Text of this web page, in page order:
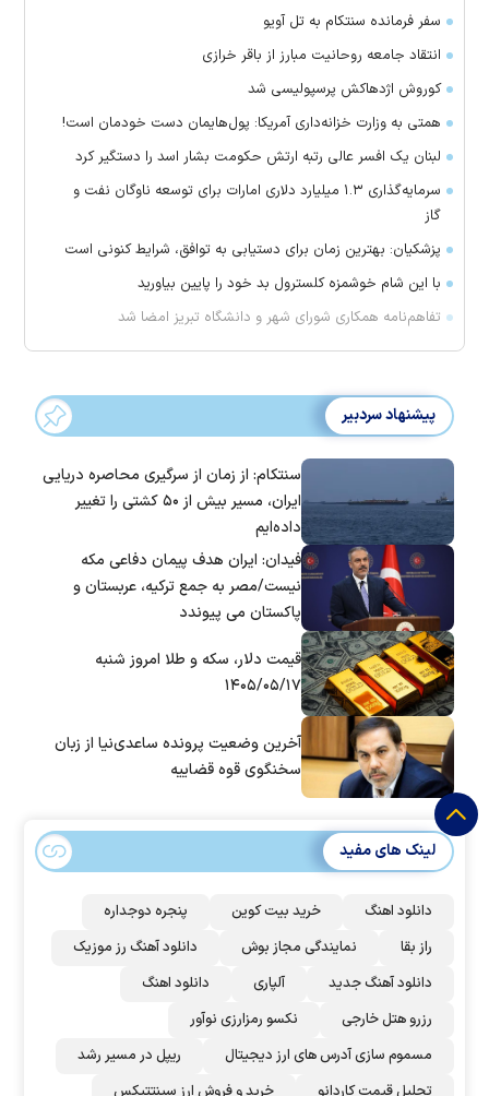
سفر فرمانده سنتکام به تل آویو
انتقاد جامعه روحانیت مبارز از باقر خرازی
کوروش اژدهاکش پرسپولیسی شد
همتی به وزارت خزانه‌داری آمریکا: پول‌هایمان دست خودمان است!
لبنان یک افسر عالی رتبه ارتش حکومت بشار اسد را دستگیر کرد
سرمایه‌گذاری ۱.۳ میلیارد دلاری امارات برای توسعه ناوگان نفت و
گاز
پزشکیان: بهترین زمان برای دستیابی به توافق، شرایط کنونی است
با این شام خوشمزه کلسترول بد خود را پایین بیاورید
تفاهم‌نامه همکاری شورای شهر و دانشگاه تبریز امضا شد
پیشنهاد سردبیر
سنتکام: از زمان از سرگیری محاصره دریایی
ایران، مسیر بیش از ۵۰ کشتی را تغییر
داده‌ایم
فیدان: ایران هدف پیمان دفاعی مکه
نیست/مصر به جمع ترکیه، عربستان و
پاکستان می پیوندد
قیمت دلار، سکه و طلا امروز شنبه
۱۴۰۵/۰۵/۱۷
آخرین وضعیت پرونده ساعدی‌نیا از زبان
سخنگوی قوه قضاییه
لینک های مفید
دانلود اهنگ خرید بیت کوین
پنجره دوجداره
راز بقا
نمایندگی مجاز بوش
دانلود آهنگ رز‌ موزیک
دانلود آهنگ جدید
آلپاری
دانلود اهنگ
رزرو هتل خارجی
نکسو رمزارزی نوآور
مسموم سازی آدرس های ارز دیجیتال
ریپل در مسیر رشد
تحلیل قیمت کاردانو
خرید و فروش ارز سینتتیکس